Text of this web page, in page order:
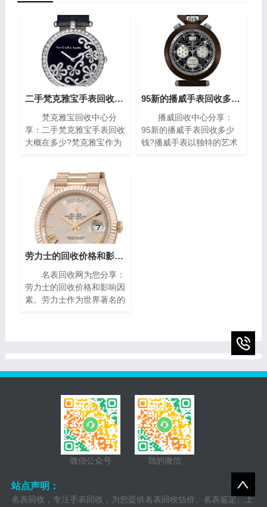
二手梵克雅宝手表回收大概在多少?(梵克雅宝高价回收指南)
梵克雅宝回收中心分
享：二手梵克雅宝手表回收
大概在多少?梵克雅宝作为
量而闻名。对于那些拥有一
款梵克雅宝手表的人来说，
了解其回收价格是非常重要
的。本文将为您介绍二手梵
克雅宝手表回收的价格指
南，帮助您获取最高回收
价。
95新的播威手表回收多少钱?(高价回收指南)
播威回收中心分享：
95新的播威手表回收多少
钱?播威手表以独特的艺术
劳力士的回收价格和影响因素(影响劳力士回收价格的因素)
名表回收网为您分享：
劳力士的回收价格和影响因
素。劳力士作为世界著名的
微信公众号 我的微信
站点声明：
名表回收，专注手表回收，为您提供名表回收估价、名表鉴定、上